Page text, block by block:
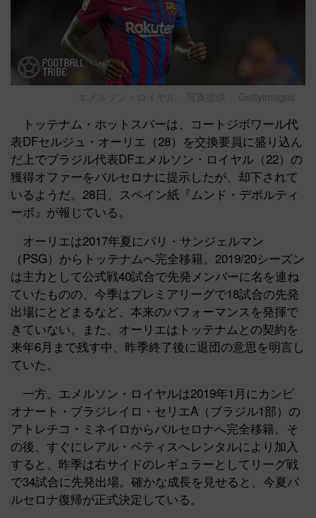
エメルソン・ロイヤル 写真提供： Gettyimages
トッテナム・ホットスパーは、コートジボワール代
表DFセルジュ・オーリエ（28）を交換要員に盛り込ん
だ上でブラジル代表DFエメルソン・ロイヤル（22）の
獲得オファーをバルセロナに提示したが、却下されて
いるようだ。28日、スペイン紙『ムンド・デポルティ
ーボ』が報じている。
オーリエは2017年夏にパリ・サンジェルマン
（PSG）からトッテナムへ完全移籍。2019/20シーズン
は主力として公式戦40試合で先発メンバーに名を連ね
ていたものの、今季はプレミアリーグで18試合の先発
出場にとどまるなど、本来のパフォーマンスを発揮で
きていない。また、オーリエはトッテナムとの契約を
来年6月まで残す中、昨季終了後に退団の意思を明言し
ていた。
一方、エメルソン・ロイヤルは2019年1月にカンピ
オナート・ブラジレイロ・セリエA（ブラジル1部）の
アトレチコ・ミネイロからバルセロナへ完全移籍。そ
の後、すぐにレアル・ベティスへレンタルにより加入
すると、昨季は右サイドのレギュラーとしてリーグ戦
で34試合に先発出場。確かな成長を見せると、今夏バ
ルセロナ復帰が正式決定している。